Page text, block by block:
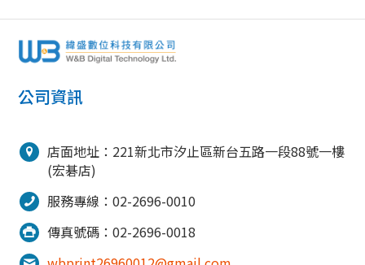
公司資訊
店面地址：221新北市汐止區新台五路一段88號一樓
(宏碁店)
服務專線：02-2696-0010
傳真號碼：02-2696-0018